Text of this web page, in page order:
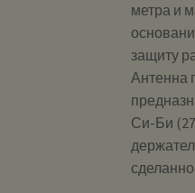
метра и
защиту
Антенна
Си-Би